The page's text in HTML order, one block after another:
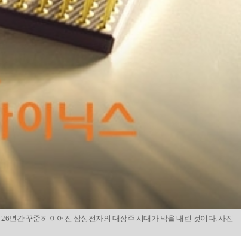
년간 꾸준히 이어진 삼성전자의 대장주 시대가 막을 내린 것이다. 사진